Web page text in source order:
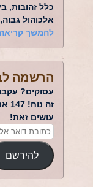
כלל זהובות,
אלכוהול
להמשך קריאה
הרשמה
עסוקים?
זה
עושים זאת!
להירשם